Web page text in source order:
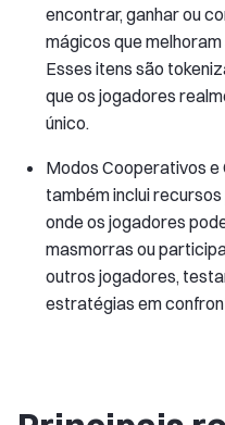
encontrar, ganhar ou
mágicos que
Esses itens são
que os jogadores
único.
Modos Cooperativos e
também inclui
onde os jogadores
masmorras ou
outros jogadores,
estratégias em